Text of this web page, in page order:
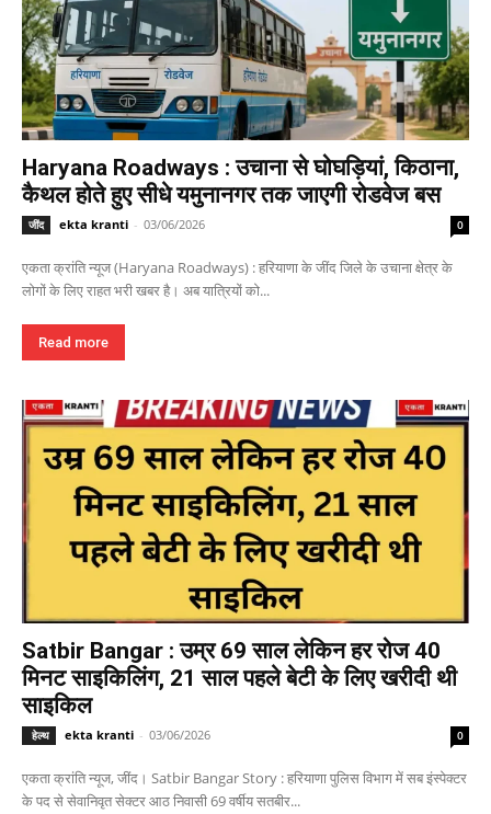
Haryana Roadways : उचाना से घोघड़ियां, किठाना,
कैथल होते हुए सीधे यमुनानगर तक जाएगी रोडवेज बस
जींद ekta kranti - 03/06/2026 0
एकता क्रांति न्यूज (Haryana Roadways) : हरियाणा के जींद जिले के उचाना क्षेत्र के
लोगों के लिए राहत भरी खबर है। अब यात्रियों को...
Read more
Satbir Bangar : उम्र 69 साल लेकिन हर रोज 40
मिनट साइकिलिंग, 21 साल पहले बेटी के लिए खरीदी थी
साइकिल
हेल्थ ekta kranti - 03/06/2026 0
एकता क्रांति न्यूज, जींद। Satbir Bangar Story : हरियाणा पुलिस विभाग में सब इंस्पेक्टर
के पद से सेवानिवृत सेक्टर आठ निवासी 69 वर्षीय सतबीर...